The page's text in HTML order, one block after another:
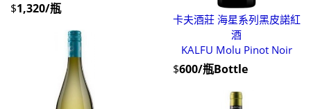
$1,320/瓶
卡夫酒莊 海星系列黑皮諾紅
酒
KALFU Molu Pinot Noir
$600/瓶Bottle